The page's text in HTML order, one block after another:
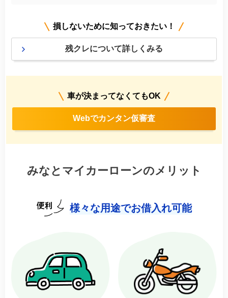
損しないために知っておきたい！
残クレについて詳しくみる
車が決まってなくてもOK
Webでカンタン仮審査
みなとマイカーローンのメリット
様々な用途でお借入れ可能